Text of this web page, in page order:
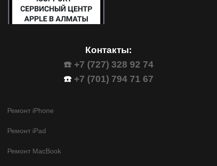
Контакты:
☎️ +7 (727) 328 92 74
☎️ +7 (701) 794 71 67
Ремонт iPhone
Ремонт iPad
Ремонт MacBook